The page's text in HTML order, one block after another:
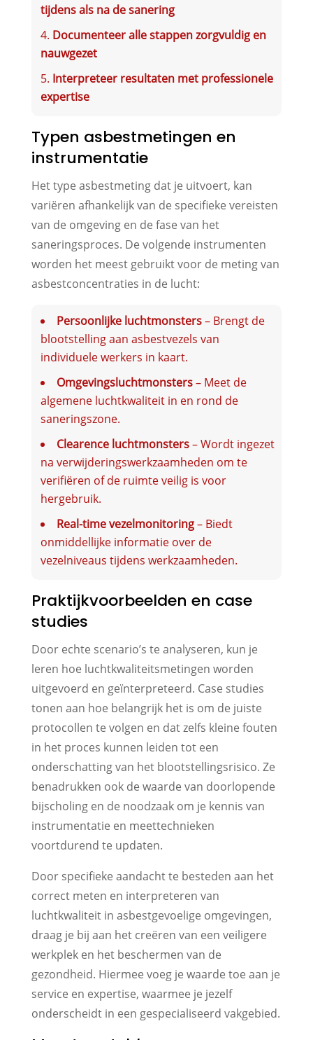
tijdens als na de sanering
Documenteer alle stappen zorgvuldig en
nauwgezet
Interpreteer resultaten met professionele
expertise
Typen asbestmetingen en
instrumentatie
Het type asbestmeting dat je uitvoert, kan
variëren afhankelijk van de specifieke vereisten
van de omgeving en de fase van het
saneringsproces. De volgende instrumenten
worden het meest gebruikt voor de meting van
asbestconcentraties in de lucht:
Persoonlijke luchtmonsters– Brengt de
blootstelling aan asbestvezels van
individuele werkers in kaart.
Omgevingsluchtmonsters– Meet de
algemene luchtkwaliteit in en rond de
saneringszone.
Clearence luchtmonsters– Wordt ingezet
na verwijderingswerkzaamheden om te
verifiëren of de ruimte veilig is voor
hergebruik.
Real-time vezelmonitoring– Biedt
onmiddellijke informatie over de
vezelniveaus tijdens werkzaamheden.
Praktijkvoorbeelden en case
studies
Door echte scenario’s te analyseren, kun je
leren hoe luchtkwaliteitsmetingen worden
uitgevoerd en geïnterpreteerd. Case studies
tonen aan hoe belangrijk het is om de juiste
protocollen te volgen en dat zelfs kleine fouten
in het proces kunnen leiden tot een
onderschatting van het blootstellingsrisico. Ze
benadrukken ook de waarde van doorlopende
bijscholing en de noodzaak om je kennis van
instrumentatie en meettechnieken
voortdurend te updaten.
Door specifieke aandacht te besteden aan het
correct meten en interpreteren van
luchtkwaliteit in asbestgevoelige omgevingen,
draag je bij aan het creëren van een veiligere
werkplek en het beschermen van de
gezondheid. Hiermee voeg je waarde toe aan je
service en expertise, waarmee je jezelf
onderscheidt in een gespecialiseerd vakgebied.